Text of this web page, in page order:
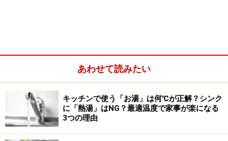
ムキッチンの役割は変わっていいと思います。いや、す
でに現代型のモデルは終わったと言ってもいいでしょ
う。各メーカーは次の展開を模索している段階です。
あわせて読みたい
キッチンで使う「お湯」は何℃が正解？シンク
に「熱湯」はNG？最適温度で家事が楽になる
3つの理由